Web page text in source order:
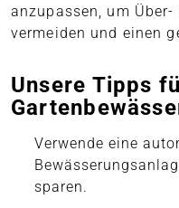
anzupassen, um
vermeiden und einen
Unsere Tipps
Verwende eine
sparen.